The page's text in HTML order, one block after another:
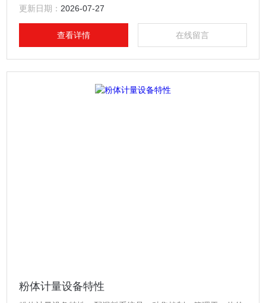
更新日期： 2026-07-27
查看详情 在线留言
粉体计量设备特性